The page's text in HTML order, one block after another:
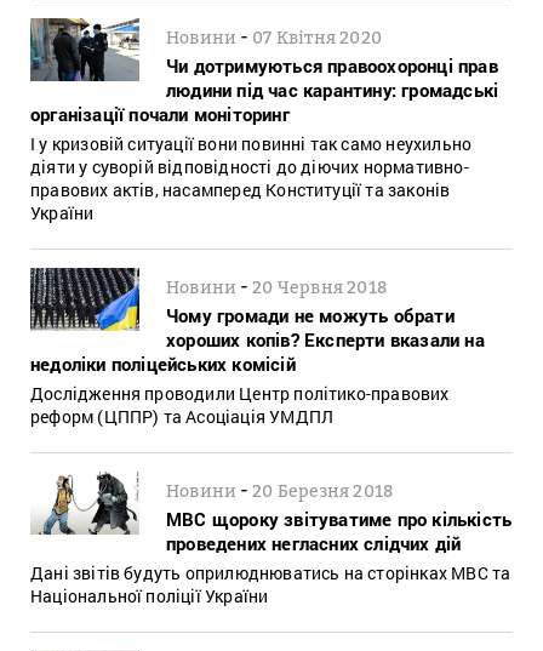
Новини - 07 Квітня 2020
Чи дотримуються правоохоронці прав
людини під час карантину: громадські
організації почали моніторинг
І у кризовій ситуації вони повинні так само неухильно
діяти у суворій відповідності до діючих нормативно-
правових актів, насамперед Конституції та законів
України
Новини -20 Червня 2018
Чому громади не можуть обрати
хороших копів? Експерти вказали на
недоліки поліцейських комісій
Дослідження проводили Центр політико-правових
реформ (ЦППР) та Асоціація УМДПЛ
Новини -20 Березня 2018
МВС щороку звітуватиме про кількість
проведених негласних слідчих дій
Дані звітів будуть оприлюднюватись на сторінках МВС та
Національної поліції України